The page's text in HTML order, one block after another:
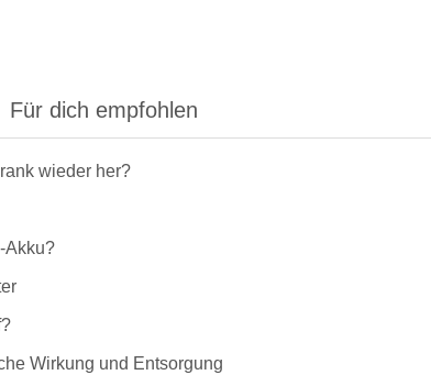
Für dich empfohlen
wieder her?
Akku?
Wirkung und Entsorgung